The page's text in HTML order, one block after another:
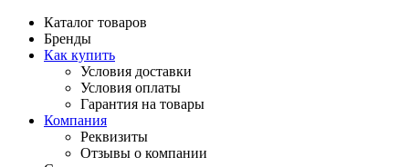
Каталог товаров
Бренды
Как купить
Условия доставки
Условия оплаты
Гарантия на товары
Компания
Реквизиты
Отзывы о компании